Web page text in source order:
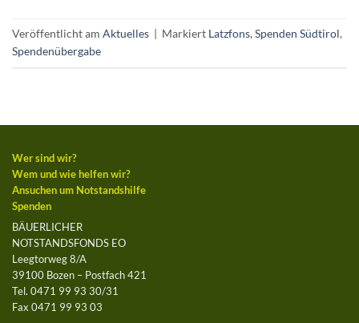
Veröffentlicht am Aktuelles Markiert Latzfons,Spenden Südtirol,
Spendenübergabe
Wer sind wir?
Wem und wie helfen wir?
Ansuchen um Notstandshilfe
Spenden
BÄUERLICHER
NOTSTANDSFONDS EO
Leegtorweg 8/A
39100 Bozen – Postfach 421
Tel. 0471 99 93 30/31
Fax 0471 99 93 03